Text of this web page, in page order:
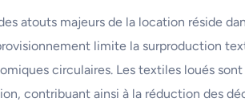
des atouts majeurs de la location réside
limite la surproduction
circulaires. Les textiles loués
contribuant ainsi à la réduction des